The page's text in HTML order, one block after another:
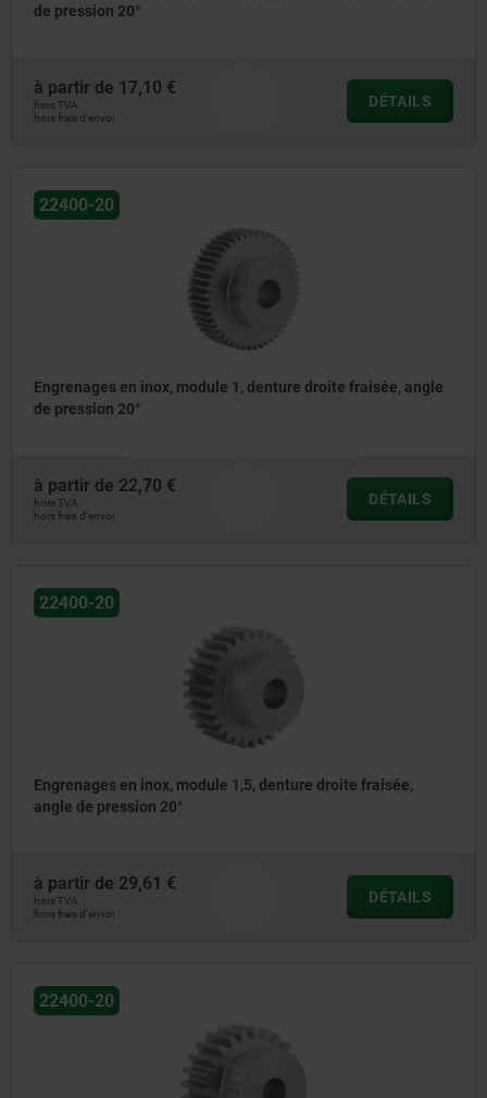
de pression 20°
à partir de 17,10 €
hors TVA
hors frais d’envoi
DÉTAILS
22400-20
Engrenages en inox, module 1, denture droite fraisée, angle
de pression 20°
à partir de 22,70 €
hors TVA
hors frais d’envoi
DÉTAILS
22400-20
Engrenages en inox, module 1,5, denture droite fraisée,
angle de pression 20°
à partir de 29,61 €
hors TVA
hors frais d’envoi
DÉTAILS
22400-20